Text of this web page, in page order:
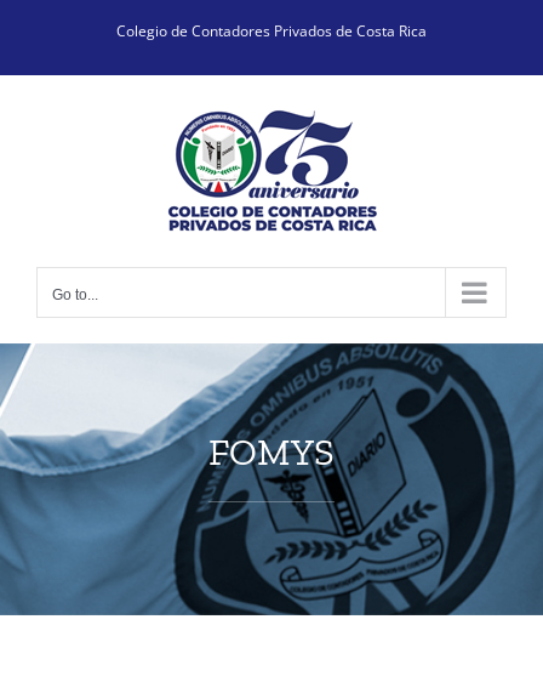
content
Colegio de Contadores Privados de Costa Rica
Go to...
FOMYS